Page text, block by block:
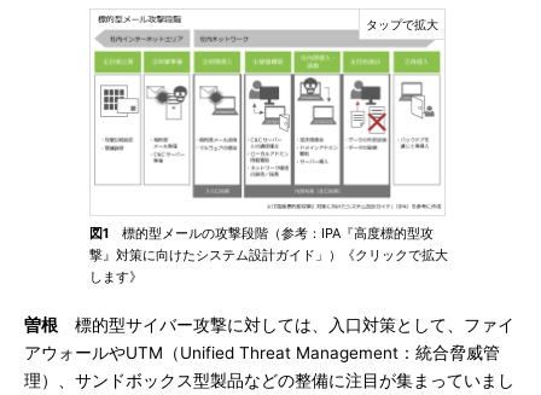
図1 標的型メールの攻撃段階（参考：IPA『高度標的型攻
撃』対策に向けたシステム設計ガイド」）《クリックで拡大
します》
曽根 標的型サイバー攻撃に対しては、入口対策として、ファイ
アウォールやUTM（Unified Threat Management：統合脅威管
理）、サンドボックス型製品などの整備に注目が集まっていまし